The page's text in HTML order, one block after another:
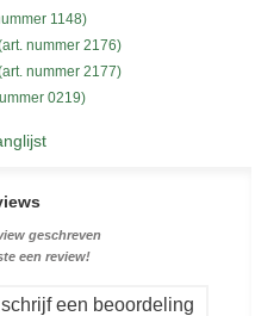
1148)
nummer 2176)
nummer 2177)
0219)
geschreven
een review!
een beoordeling